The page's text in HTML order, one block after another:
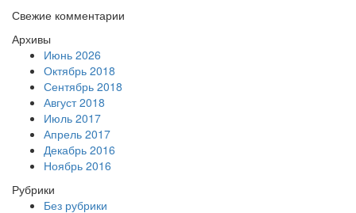
Свежие комментарии
Архивы
Июнь 2026
Октябрь 2018
Сентябрь 2018
Август 2018
Июль 2017
Апрель 2017
Декабрь 2016
Ноябрь 2016
Рубрики
Без рубрики